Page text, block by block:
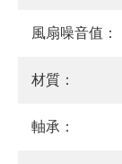
風扇噪音值：
材質：
軸承：